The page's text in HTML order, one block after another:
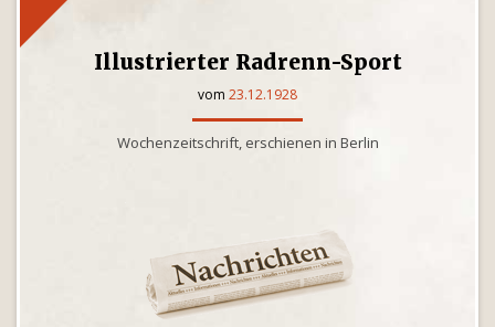
Illustrierter Radrenn-Sport
vom 23.12.1928
Wochenzeitschrift, erschienen in Berlin